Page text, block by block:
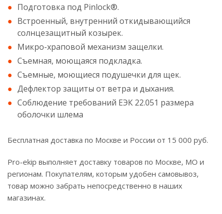
Подготовка под Pinlock®.
Встроенный, внутренний откидывающийся
солнцезащитный козырек.
Микро-храповой механизм защелки.
Съемная, моющаяся подкладка.
Съемные, моющиеся подушечки для щек.
Дефлектор защиты от ветра и дыхания.
Соблюдение требований ЕЭК 22.051 размера
оболочки шлема
Бесплатная доставка по Москве и России от 15 000 руб.
Pro-ekip выполняет доставку товаров по Москве, МО и
регионам. Покупателям, которым удобен самовывоз,
товар можно забрать непосредственно в наших
магазинах.